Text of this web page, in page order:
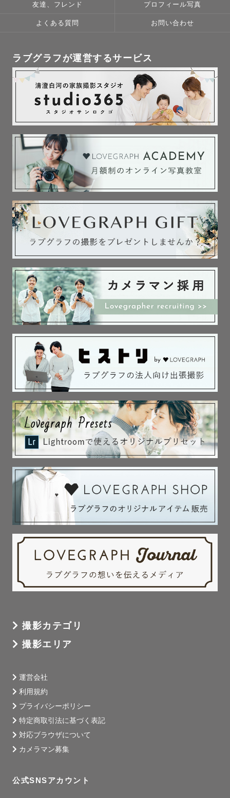
友達、フレンド プロフィール写真
よくある質問 お問い合わせ
ラブグラフが運営するサービス
撮影カテゴリ
撮影エリア
運営会社
利用規約
プライバシーポリシー
特定商取引法に基づく表記
対応ブラウザについて
カメラマン募集
公式SNSアカウント